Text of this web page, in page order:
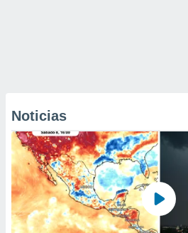
Noticias